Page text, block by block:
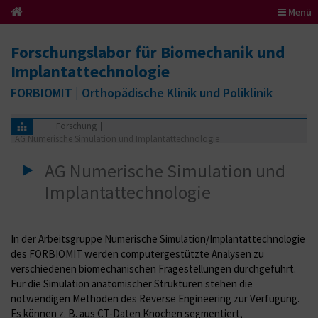
Menü
Forschungslabor für Biomechanik und
Implantattechnologie
FORBIOMIT | Orthopädische Klinik und Poliklinik
Forschung
AG Numerische Simulation und Implantattechnologie
AG Numerische Simulation und
Implantattechnologie
In der Arbeitsgruppe Numerische Simulation/Implantattechnologie
des FORBIOMIT werden computergestützte Analysen zu
verschiedenen biomechanischen Fragestellungen durchgeführt.
Für die Simulation anatomischer Strukturen stehen die
notwendigen Methoden des Reverse Engineering zur Verfügung.
Es können z. B. aus CT-Daten Knochen segmentiert,